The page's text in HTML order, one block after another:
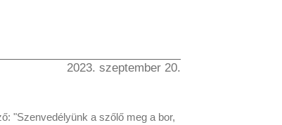
2023. szeptember 20.
"Szenvedélyünk a szőlő meg a bor,